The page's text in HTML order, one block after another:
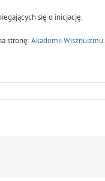
się o inicjację.
stronę:Akademii Wisznuizmu.